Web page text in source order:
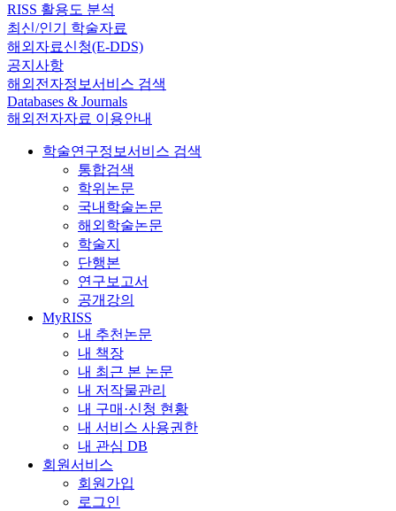
RISS 활용도 분석
최신/인기 학술자료
해외자료신청(E-DDS)
공지사항
해외전자정보서비스 검색
Databases & Journals
해외전자자료 이용안내
학술연구정보서비스 검색
통합검색
학위논문
국내학술논문
해외학술논문
학술지
단행본
연구보고서
공개강의
MyRISS
내 추천논문
내 책장
내 최근 본 논문
내 저작물관리
내 구매·신청 현황
내 서비스 사용권한
내 관심 DB
회원서비스
회원가입
로그인